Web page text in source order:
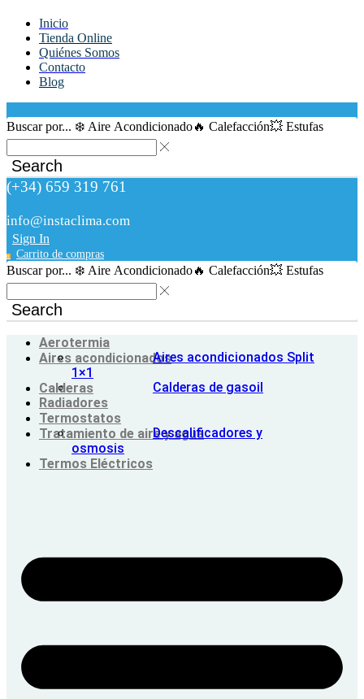
Inicio
Tienda Online
Quiénes Somos
Contacto
Blog
Buscar por... ❄️ Aire Acondicionado🔥 Calefacción💥 Estufas
Search
(+34) 659 319 761
info@instaclima.com
Sign In
0 Carrito de compras
Buscar por... ❄️ Aire Acondicionado🔥 Calefacción💥 Estufas
Search
Aerotermia
Aires acondicionadosAires acondicionados Split
1×1
Calderas
Calderas de gasoil
Radiadores
Termostatos
Tratamiento de aire y aguaDescalificadores y
osmosis
Termos Eléctricos